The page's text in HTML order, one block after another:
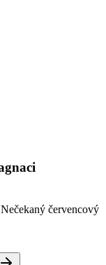
červencový